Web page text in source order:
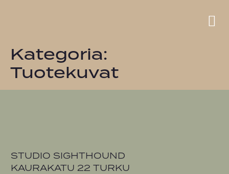
Kategoria:
Tuotekuvat
STUDIO SIGHTHOUND
KAURAKATU 22 TURKU